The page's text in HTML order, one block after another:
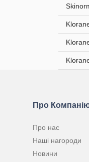
Про
Про нас
Наші нагороди
Новини